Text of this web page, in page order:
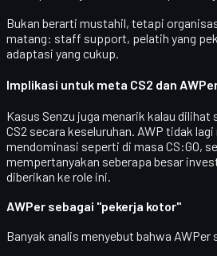
Bukan berarti mustahil, tetapi
matang: staff support, pelatih yang
adaptasi yang cukup.
Implikasi untuk meta CS2 dan
Kasus Senzu juga menarik kalau dilihat
CS2 secara keseluruhan. AWP tidak
mendominasi seperti di masa CS:GO,
mempertanyakan seberapa besar
diberikan ke role ini.
AWPer sebagai "pekerja kotor"
Banyak analis menyebut bahwa AWPer